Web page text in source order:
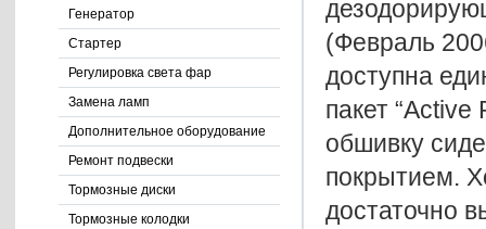
Генератор
Стартер
Регулировка света фар
Замена ламп
Дополнительное оборудование
Ремонт подвески
Тормозные диски
Тормозные колодки
(Февраль
доступна
пакет
обшивку
покрытием.
достаточно